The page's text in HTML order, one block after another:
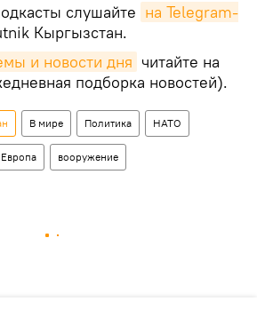
слушайте на Telegram-
Кыргызстан.
и новости дня читайте на
подборка новостей).
В мире Политика НАТО
Европа вооружение